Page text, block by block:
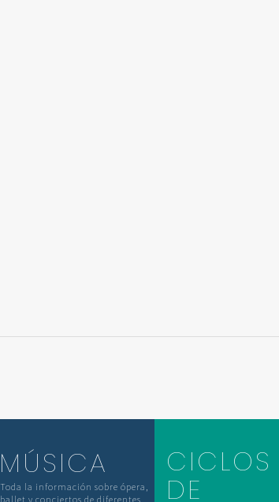
MÚSICA
Toda la información sobre ópera,
ballet y conciertos de diferentes
CICLOS
DE